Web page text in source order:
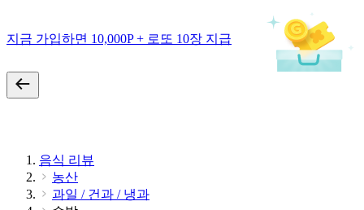
지금 가입하면 10,000P + 로또 10장 지급
음식 리뷰
농산
과일 / 건과 / 냉과